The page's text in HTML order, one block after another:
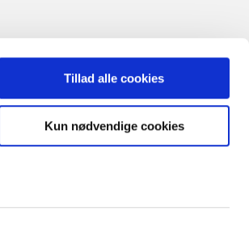
Tillad alle cookies
Kun nødvendige cookies